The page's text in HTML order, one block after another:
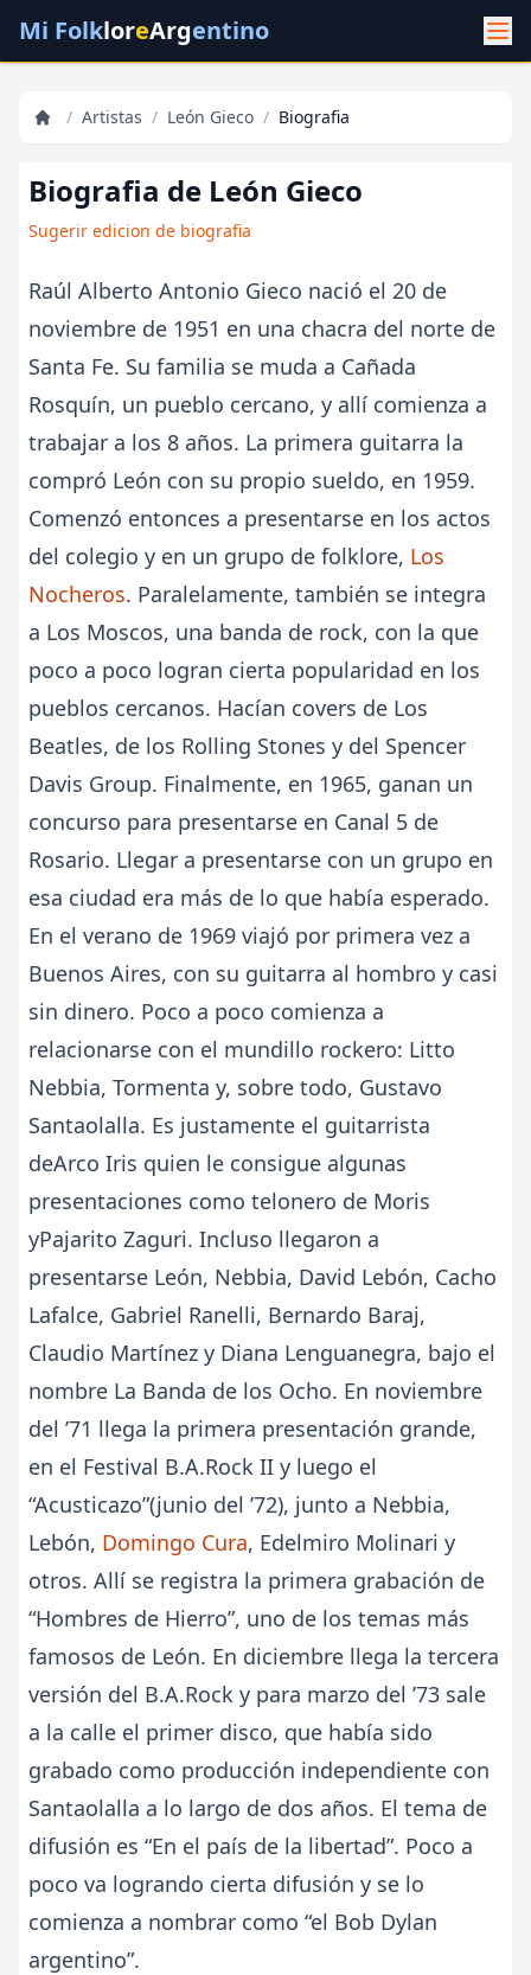
Mi FolkloreArgentino
/ Artistas / León Gieco / Biografia
Biografia de León Gieco
Sugerir edicion de biografia
Raúl Alberto Antonio Gieco nació el 20 de
noviembre de 1951 en una chacra del norte de
Santa Fe. Su familia se muda a Cañada
Rosquín, un pueblo cercano, y allí comienza a
trabajar a los 8 años. La primera guitarra la
compró León con su propio sueldo, en 1959.
Comenzó entonces a presentarse en los actos
del colegio y en un grupo de folklore, Los
Nocheros. Paralelamente, también se integra
a Los Moscos, una banda de rock, con la que
poco a poco logran cierta popularidad en los
pueblos cercanos. Hacían covers de Los
Beatles, de los Rolling Stones y del Spencer
Davis Group. Finalmente, en 1965, ganan un
concurso para presentarse en Canal 5 de
Rosario. Llegar a presentarse con un grupo en
esa ciudad era más de lo que había esperado.
En el verano de 1969 viajó por primera vez a
Buenos Aires, con su guitarra al hombro y casi
sin dinero. Poco a poco comienza a
relacionarse con el mundillo rockero: Litto
Nebbia, Tormenta y, sobre todo, Gustavo
Santaolalla. Es justamente el guitarrista
deArco Iris quien le consigue algunas
presentaciones como telonero de Moris
yPajarito Zaguri. Incluso llegaron a
presentarse León, Nebbia, David Lebón, Cacho
Lafalce, Gabriel Ranelli, Bernardo Baraj,
Claudio Martínez y Diana Lenguanegra, bajo el
nombre La Banda de los Ocho. En noviembre
del ’71 llega la primera presentación grande,
en el Festival B.A.Rock II y luego el
“Acusticazo”(junio del ’72), junto a Nebbia,
Lebón, Domingo Cura, Edelmiro Molinari y
otros. Allí se registra la primera grabación de
“Hombres de Hierro”, uno de los temas más
famosos de León. En diciembre llega la tercera
versión del B.A.Rock y para marzo del ’73 sale
a la calle el primer disco, que había sido
grabado como producción independiente con
Santaolalla a lo largo de dos años. El tema de
difusión es “En el país de la libertad”. Poco a
poco va logrando cierta difusión y se lo
comienza a nombrar como “el Bob Dylan
argentino”.